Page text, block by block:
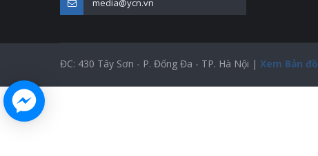
ĐC: 430 Tây Sơn - P. Đống Đa - TP. Hà Nội | Xem Bản đồ